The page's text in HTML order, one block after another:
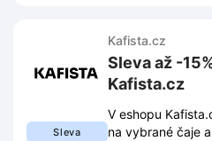
Sleva
Kafista.cz
Sleva až -
Kafista.cz
V eshopu
na vybrané čaje